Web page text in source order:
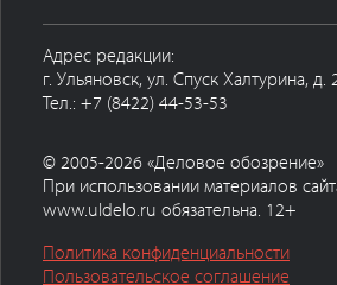
Адрес редакции:
г. Ульяновск, ул. Спуск Халтурина, д.
Тел.: +7 (8422) 44-53-53
© 2005-2026 «Деловое обозрение»
При использовании материалов
www.uldelo.ru обязательна. 12+
Политика конфиденциальности
Пользовательское соглашение